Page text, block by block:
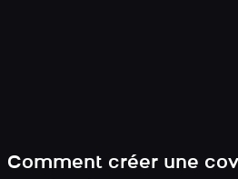
Comment créer une